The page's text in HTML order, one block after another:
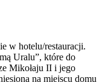
w hotelu/restauracji.
Uralu”, które do
Mikołaju II i jego
na miejscu domu